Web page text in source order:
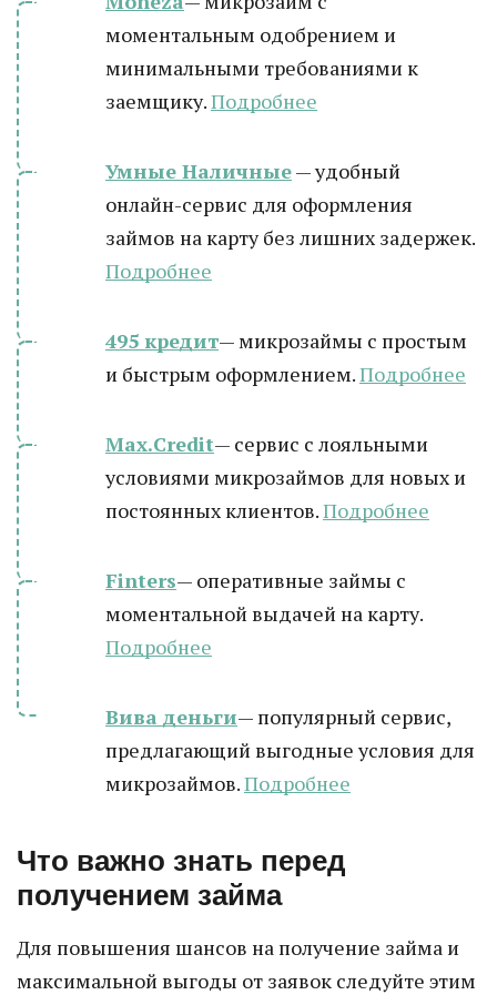
моментальным одобрением и
минимальными требованиями к
заемщику.Подробнее
Умные Наличные— удобный
онлайн-сервис для оформления
займов на карту без лишних задержек.
Подробнее
495 кредит— микрозаймы с простым
и быстрым оформлением.Подробнее
Max.Credit— сервис с лояльными
условиями микрозаймов для новых и
постоянных клиентов.Подробнее
Finters— оперативные займы с
моментальной выдачей на карту.
Подробнее
Вива деньги— популярный сервис,
предлагающий выгодные условия для
микрозаймов.Подробнее
Что важно знать перед
получением займа
Для повышения шансов на получение займа и
максимальной выгоды от заявок следуйте этим